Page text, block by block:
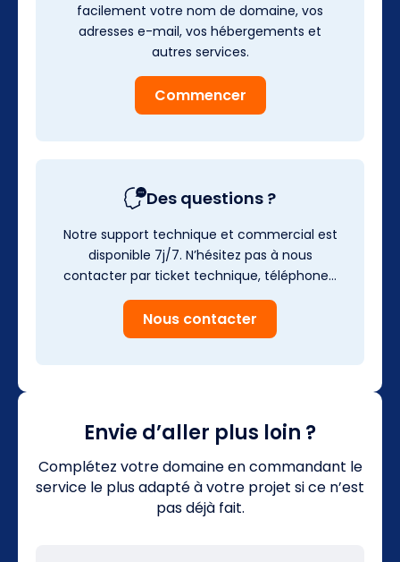
facilement votre nom de domaine, vos
adresses e-mail, vos hébergements et
autres services.
Commencer
Des questions ?
Notre support technique et commercial est
disponible 7j/7. N’hésitez pas à nous
contacter par ticket technique, téléphone…
Nous contacter
Envie d’aller plus loin ?
Complétez votre domaine en commandant le
service le plus adapté à votre projet si ce n’est
pas déjà fait.